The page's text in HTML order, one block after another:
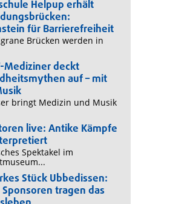
Helpup erhält
für Barrierefreiheit
Brücken werden in
Mediziner deckt
auf – mit
bringt Medizin und Musik
live: Antike Kämpfe
Spektakel im
Stück Ubbedissen:
Sponsoren tragen das